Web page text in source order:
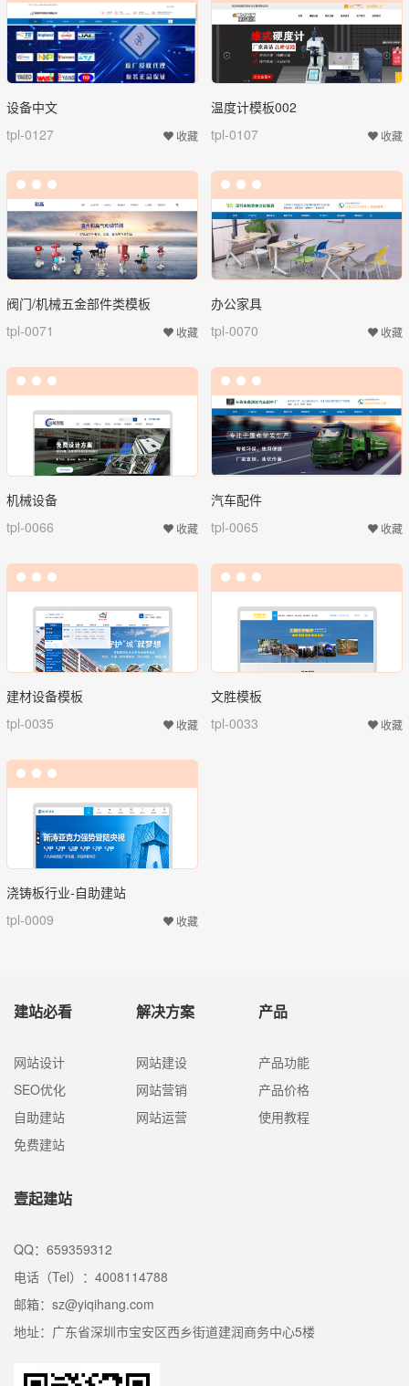
设备中文
tpl-0127
收藏
温度计模板002
tpl-0107
收藏
阀门/机械五金部件类模板
tpl-0071
收藏
办公家具
tpl-0070
收藏
机械设备
tpl-0066
收藏
汽车配件
tpl-0065
收藏
建材设备模板
tpl-0035
收藏
文胜模板
tpl-0033
收藏
浇铸板行业-自助建站
tpl-0009
收藏
建站必看
网站设计
SEO优化
自助建站
免费建站
解决方案
网站建设
网站营销
网站运营
产品
产品功能
产品价格
使用教程
壹起建站
QQ：659359312
电话（Tel）：4008114788
邮箱：sz@yiqihang.com
地址：广东省深圳市宝安区西乡街道建润商务中心5楼